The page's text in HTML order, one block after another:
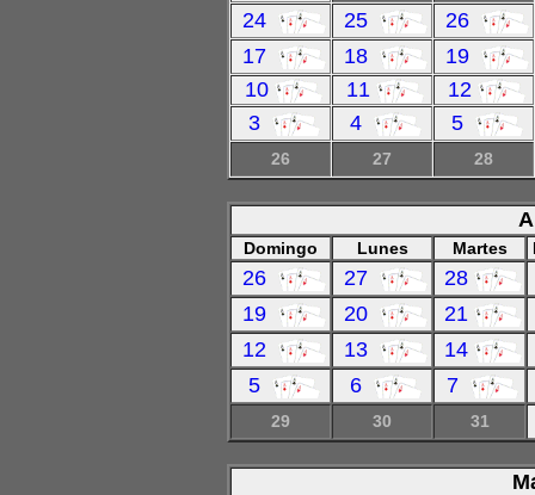
24 25
26
17
18
19
10
11
12
3
4 5
26 27 28
Domingo Lunes Martes
26 27 28
19
20 21
12
13 14
5
6 7
29 30 31